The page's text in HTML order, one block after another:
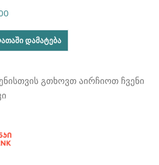
price
is:
ᲓᲐᲛᲐᲢᲔᲑᲐ
გთხოვთ აირჩიოთ ჩვენი